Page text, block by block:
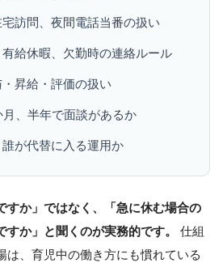
訪問、夜間電話当番の扱い
給休暇、欠勤時の連絡ルール
昇給・評価の扱い
、半年で面談があるか
が代替に入る運用か
すか」ではなく、「急に休む場合の
か」と聞くのが実務的です。
仕組
は、育児中の働き方にも慣れている